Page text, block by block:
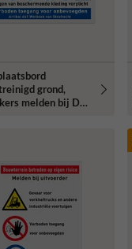
grond,
melden bij DLP